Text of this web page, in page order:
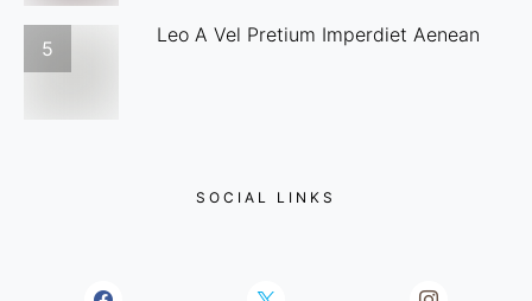
5
Leo A Vel Pretium Imperdiet Aenean
SOCIAL LINKS